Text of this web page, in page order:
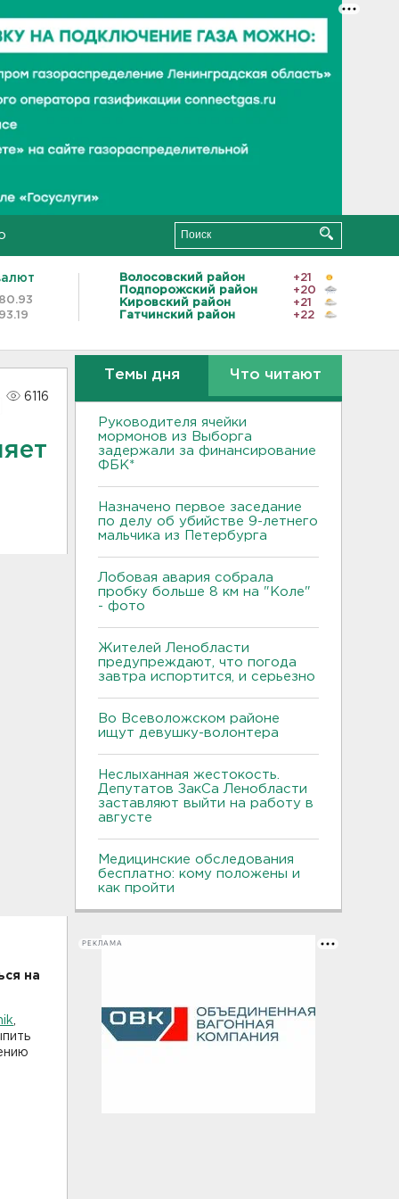
80.93
93.19
Волосовский район
+21
Подпорожский район
+20
Кировский район
+21
Гатчинский район
+22
6116
на
Темы дня Что читают
Руководителя ячейки
мормонов из Выборга
задержали за финансирование
ФБК*
Назначено первое заседание
по делу об убийстве 9-летнего
мальчика из Петербурга
Лобовая авария собрала
пробку больше 8 км на "Коле"
- фото
Жителей Ленобласти
предупреждают, что погода
завтра испортится, и серьезно
Во Всеволожском районе
ищут девушку-волонтера
Неслыханная жестокость.
Депутатов ЗакСа Ленобласти
заставляют выйти на работу в
августе
Медицинские обследования
бесплатно: кому положены и
как пройти
РЕКЛАМА